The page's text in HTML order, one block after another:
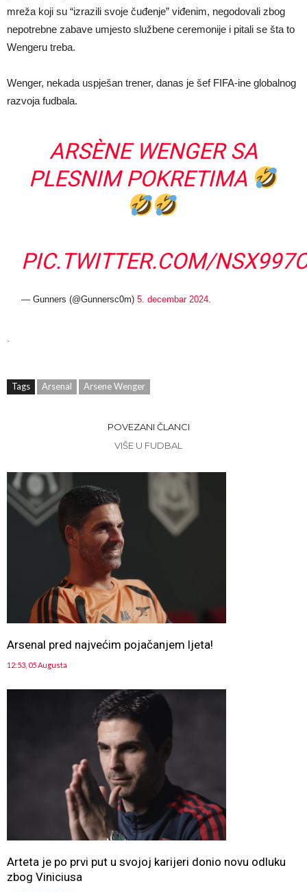
mreža koji su “izrazili svoje čuđenje” viđenim, negodovali zbog
nepotrebne zabave umjesto službene ceremonije i pitali se šta to
Wengeru treba.
Wenger, nekada uspješan trener, danas je šef FIFA-ine globalnog
razvoja fudbala.
ARSÈNE WENGER SA
PLESNIM POKRETIMA
PIC.TWITTER.COM/
— Gunners (@Gunnersc0m)5. decembar 2024.
.
Tags Arsenal Arsene Wenger
POVEZANI ČLANCI
VIŠE U FUDBAL
Arsenal pred najvećim pojačanjem ljeta!
12:53, 05 Augusta
Arteta je po prvi put u svojoj karijeri donio novu odluku
zbog Viniciusa